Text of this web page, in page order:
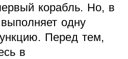
корабль. Но, в
одну
Перед тем,
в